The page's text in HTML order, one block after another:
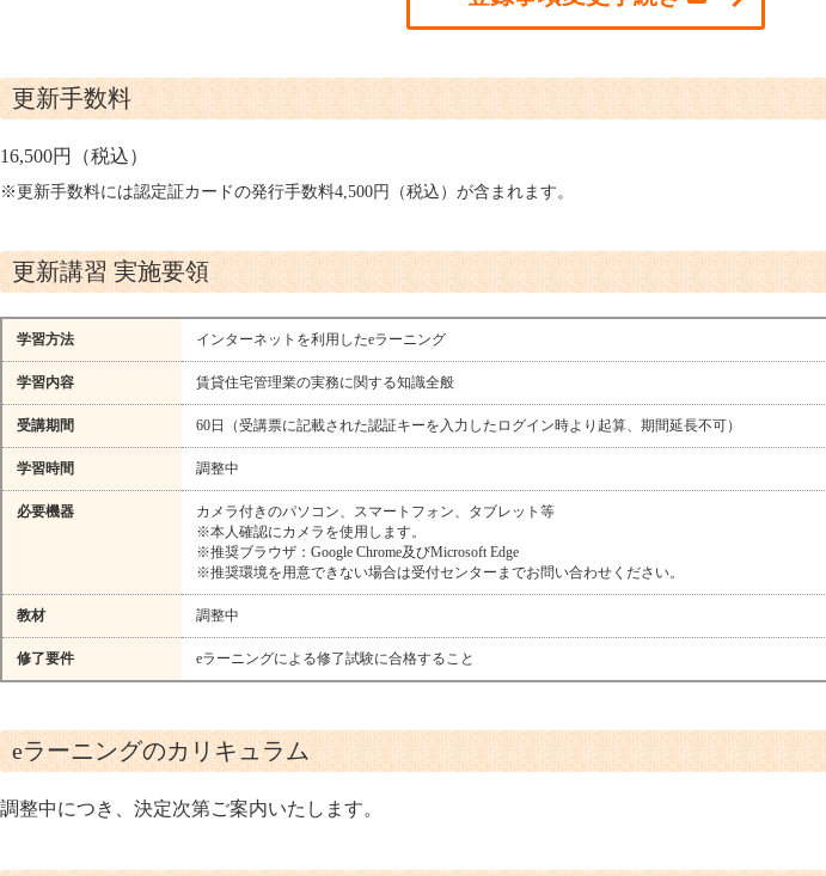
更新手数料
16,500円（税込）
※更新手数料には認定証カードの発行手数料4,500円（税込）が含まれます。
更新講習 実施要領
学習方法 インターネットを利用したeラーニング
学習内容 賃貸住宅管理業の実務に関する知識全般
受講期間 60日（受講票に記載された認証キーを入力したログイン時より起算、期間延長不可）
学習時間 調整中
必要機器
カメラ付きのパソコン、スマートフォン、タブレット等
※本人確認にカメラを使用します。
※推奨ブラウザ：Google Chrome及びMicrosoft Edge
※推奨環境を用意できない場合は受付センターまでお問い合わせください。
教材 調整中
修了要件 eラーニングによる修了試験に合格すること
eラーニングのカリキュラム
調整中につき、決定次第ご案内いたします。